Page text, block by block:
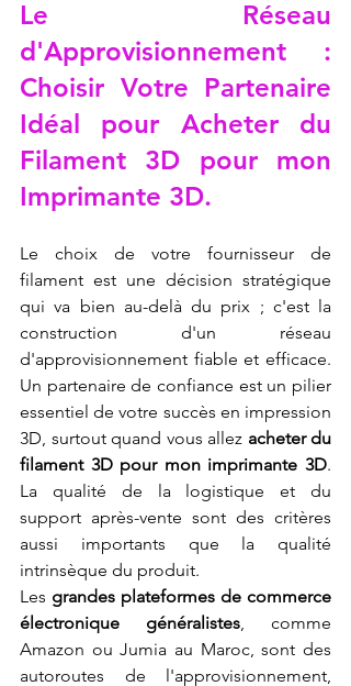
Le Réseau
d'Approvisionnement :
Choisir Votre Partenaire
Idéal pour Acheter du
Filament 3D pour mon
Imprimante 3D.
Le choix de votre fournisseur de
filament est une décision stratégique
qui va bien au-delà du prix ; c'est la
construction d'un réseau
d'approvisionnement fiable et efficace.
Un partenaire de confiance est un pilier
essentiel de votre succès en impression
3D, surtout quand vous allez acheter du
filament 3D pour mon imprimante 3D.
La qualité de la logistique et du
support après-vente sont des critères
aussi importants que la qualité
intrinsèque du produit.
Les grandes plateformes de commerce
électronique généralistes , comme
Amazon ou Jumia au Maroc, sont des
autoroutes de l'approvisionnement,